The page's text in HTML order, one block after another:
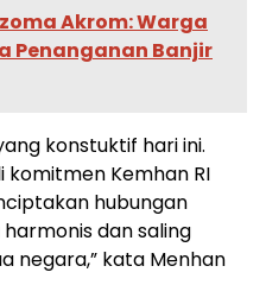
Akrom: Warga
Penanganan Banjir
konstuktif hari ini.
komitmen Kemhan RI
hubungan
dan saling
negara,” kata Menhan